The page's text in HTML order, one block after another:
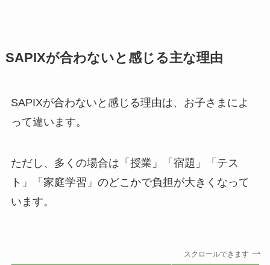
SAPIXが合わないと感じる主な理由
SAPIXが合わないと感じる理由は、お子さまによ
って違います。
ただし、多くの場合は「授業」「宿題」「テス
ト」「家庭学習」のどこかで負担が大きくなって
います。
スクロールできます